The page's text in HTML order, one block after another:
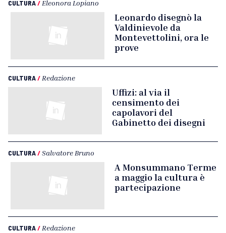
CULTURA/ Eleonora Lopiano
Leonardo disegnò la
Valdinievole da
Montevettolini, ora le
prove
CULTURA/ Redazione
Uffizi: al via il
censimento dei
capolavori del
Gabinetto dei disegni
CULTURA/Salvatore Bruno
A Monsummano Terme
a maggio la cultura è
partecipazione
CULTURA/ Redazione